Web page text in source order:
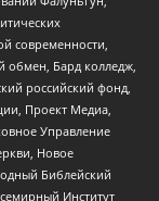
современности,
обмен, Бард колледж,
российский фонд,
Проект Медиа,
Управление
Новое
Библейский
Институт